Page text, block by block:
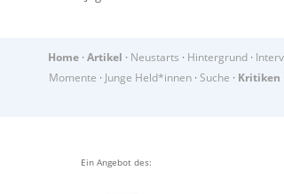
Home · Artikel · Neustarts · Hintergrund ·
Momente · Junge Held*innen· Suche · Kritiken
Ein Angebot des: